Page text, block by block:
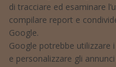
di tracciare ed esaminare
compilare report e
Google.
Google potrebbe utilizzare
e personalizzare gli